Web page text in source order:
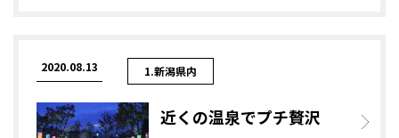
2020.08.13 1.新潟県内
近くの温泉でプチ贅沢